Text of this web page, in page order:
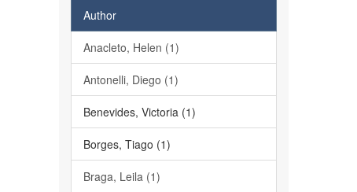
Author
Anacleto, Helen (1)
Antonelli, Diego (1)
Benevides, Victoria (1)
Borges, Tiago (1)
Braga, Leila (1)